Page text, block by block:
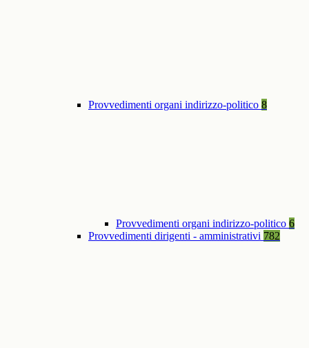
Provvedimenti organi indirizzo-politico 8
Provvedimenti organi indirizzo-politico 6
Provvedimenti dirigenti - amministrativi 782